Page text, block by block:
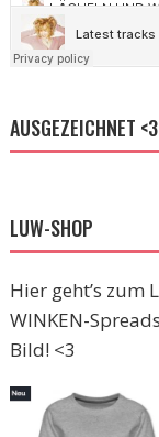
AUSGEZEICHNET <3
LUW-SHOP
Hier geht’s zum
WINKEN-
Bild! <3